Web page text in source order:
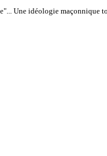
Une idéologie maçonnique